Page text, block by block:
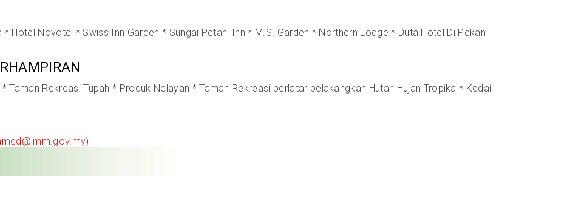
* Hotel Novotel * Swiss Inn Garden * Sungai Petani Inn * M.S. Garden * Northern Lodge * Duta Hotel Di Pekan
Taman Rekreasi Tupah * Produk Nelayan * Taman Rekreasi berlatar belakangkan Hutan Hujan Tropika * Kedai
)